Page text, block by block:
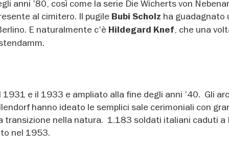
anni '80, così come la serie Die Wicherts von
al cimitero. Il pugile Bubi Scholz ha guadagnato
E naturalmente c'è Hildegard Knef, che una
e il 1933 e ampliato alla fine degli anni '40. Gli
hanno ideato le semplici sale cerimoniali con
transizione nella natura. 1.183 soldati italiani caduti a
nel 1953.